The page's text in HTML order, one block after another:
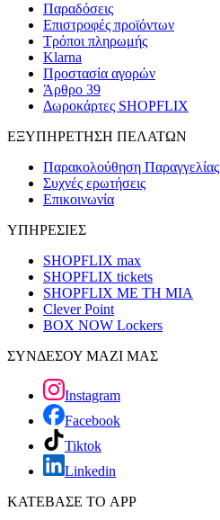
Παραδόσεις
Επιστροφές προϊόντων
Τρόποι πληρωμής
Klarna
Προστασία αγορών
Άρθρο 39
Δωροκάρτες SHOPFLIX
ΕΞΥΠΗΡΕΤΗΣΗ ΠΕΛΑΤΩΝ
Παρακολούθηση Παραγγελίας
Συχνές ερωτήσεις
Επικοινωνία
ΥΠΗΡΕΣΙΕΣ
SHOPFLIX max
SHOPFLIX tickets
SHOPFLIX ΜΕ ΤΗ ΜΙΑ
Clever Point
BOX NOW Lockers
ΣΥΝΔΕΣΟΥ ΜΑΖΙ ΜΑΣ
Instagram
Facebook
Tiktok
Linkedin
ΚΑΤΕΒΑΣΕ ΤΟ APP